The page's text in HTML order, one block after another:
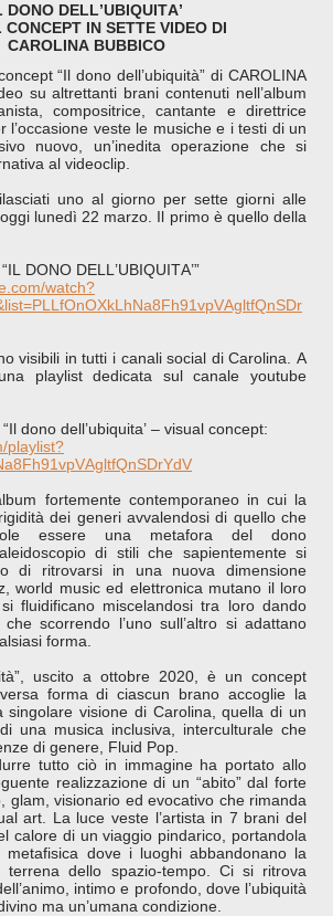
DONO DELL’UBIQUITA’
CONCEPT IN SETTE VIDEO DI
CAROLINA BUBBICO
“Il dono dell’ubiquità” di CAROLINA
su altrettanti brani contenuti nell’album
compositrice, cantante e direttrice
l’occasione veste le musiche e i testi di un
nuovo, un’inedita operazione che si
al videoclip.
uno al giorno per sette giorni alle
lunedì 22 marzo. Il primo è quello della
DONO DELL’UBIQUITA’”
watch?
visibili in tutti i canali social di Carolina. A
playlist dedicata sul canale youtube
dono dell’ubiquita’ – visual concept:
playlist?
fortemente contemporaneo in cui la
dei generi avvalendosi di quello che
essere una metafora del dono
di stili che sapientemente si
di ritrovarsi in una nuova dimensione
world music ed elettronica mutano il loro
fluidificano miscelandosi tra loro dando
scorrendo l’uno sull’altro si adattano
forma.
uscito a ottobre 2020, è un concept
forma di ciascun brano accoglie la
singolare visione di Carolina, quella di un
una musica inclusiva, interculturale che
di genere, Fluid Pop.
tutto ciò in immagine ha portato allo
realizzazione di un “abito” dal forte
glam, visionario ed evocativo che rimanda
art. La luce veste l’artista in 7 brani del
calore di un viaggio pindarico, portandola
metafisica dove i luoghi abbandonano la
terrena dello spazio-tempo. Ci si ritrova
intimo e profondo, dove l’ubiquità
ma un’umana condizione.